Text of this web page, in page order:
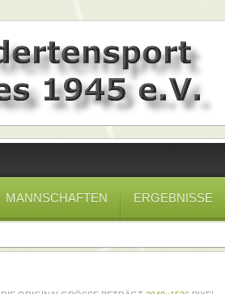
MANNSCHAFTEN ERGEBNISSE